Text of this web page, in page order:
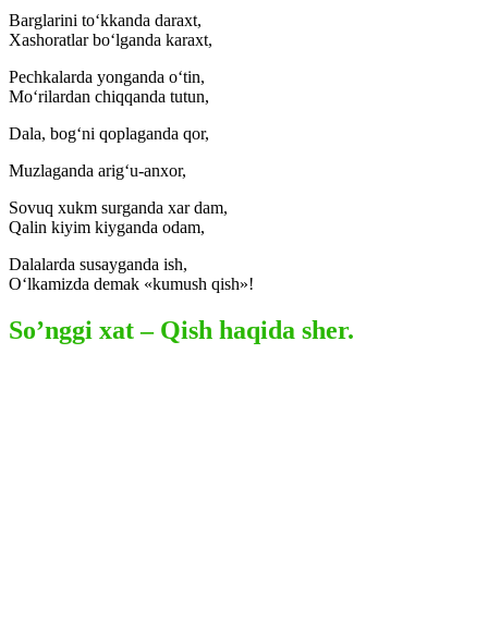
Barglarini to‘kkanda daraxt,
Xashoratlar bo‘lganda karaxt,
Pechkalarda yonganda o‘tin,
Mo‘rilardan chiqqanda tutun,
Dala, bog‘ni qoplaganda qor,
Muzlaganda arig‘u-anxor,
Sovuq xukm surganda xar dam,
Qalin kiyim kiyganda odam,
Dalalarda susayganda ish,
O‘lkamizda demak «kumush qish»!
So’nggi xat – Qish haqida sher.